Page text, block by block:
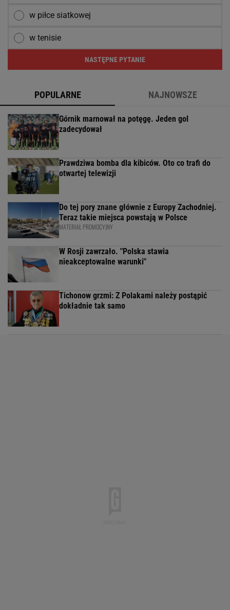
w piłce siatkowej
w tenisie
NASTĘPNE PYTANIE
POPULARNE NAJNOWSZE
Górnik marnował na potęgę. Jeden gol
zadecydował
Prawdziwa bomba dla kibiców. Oto co trafi do
otwartej telewizji
Do tej pory znane głównie z Europy Zachodniej.
Teraz takie miejsca powstają w Polsce
MATERIAŁ PROMOCYJNY
W Rosji zawrzało. "Polska stawia
nieakceptowalne warunki"
Tichonow grzmi: Z Polakami należy postąpić
dokładnie tak samo